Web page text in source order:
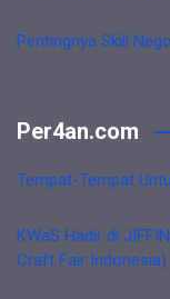
Pentingnya Skill
Per4an.com
Tempat-Tempat
KWaS Hadir di
Craft Fair Indonesia)